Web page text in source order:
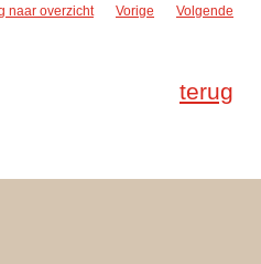
naar overzicht Vorige Volgende
terug